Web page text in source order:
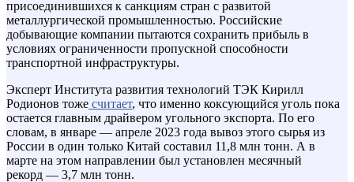
присоединившихся к санкциям стран с развитой
металлургической промышленностью. Российские
добывающие компании пытаются сохранить прибыль в
условиях ограниченности пропускной способности
транспортной инфраструктуры.
Эксперт Института развития технологий ТЭК Кирилл
Родионов тоже считает, что именно коксующийся уголь пока
остается главным драйвером угольного экспорта. По его
словам, в январе — апреле 2023 года вывоз этого сырья из
России в один только Китай составил 11,8 млн тонн. А в
марте на этом направлении был установлен месячный
рекорд — 3,7 млн тонн.